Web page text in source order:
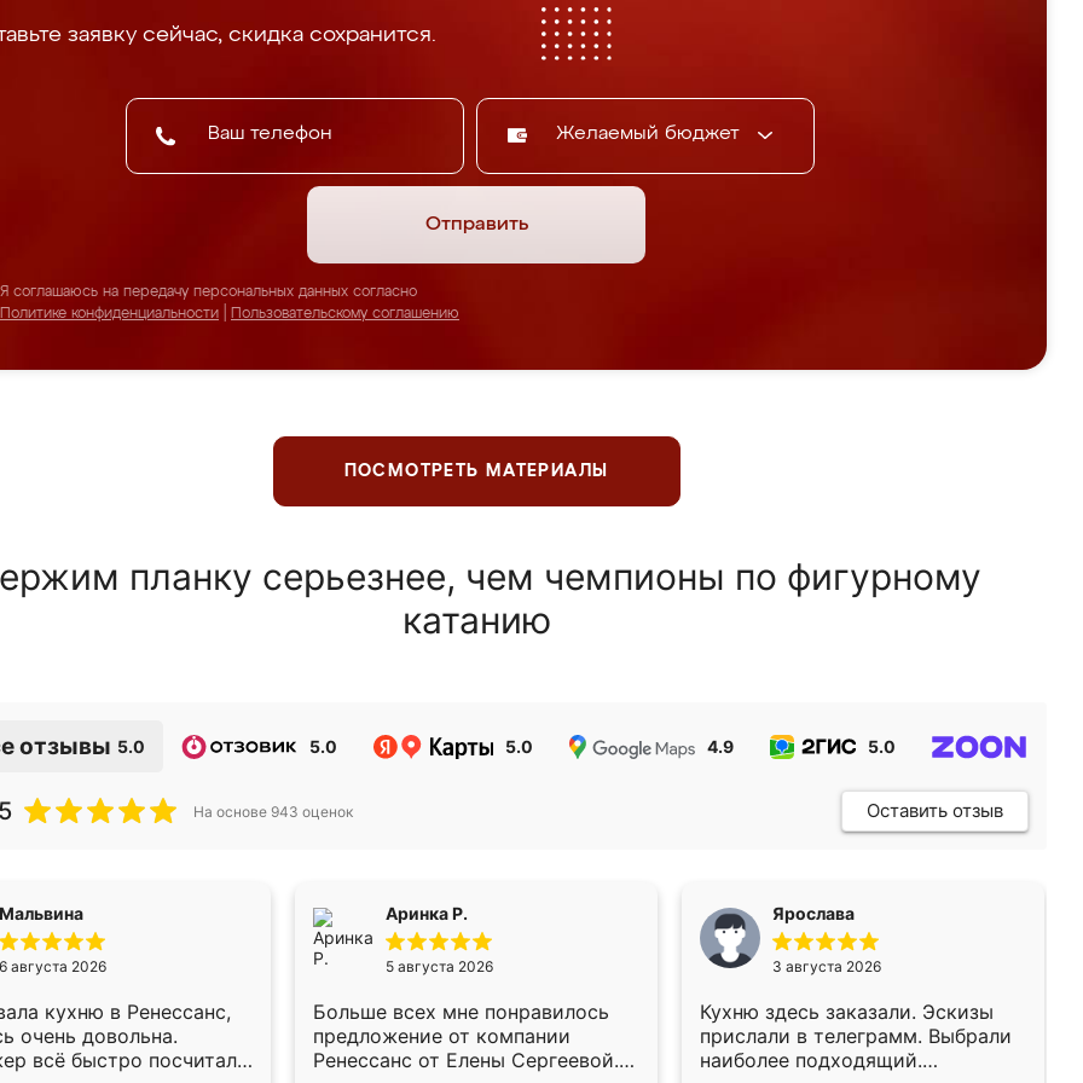
заявку сейчас, скидка сохранится.
Желаемый бюджет
Отправить
Я соглашаюсь на передачу персональных данных согласно
Политике конфиденциальности
Пользовательскому соглашению
ПОСМОТРЕТЬ МАТЕРИАЛЫ
планку серьезнее, чем чемпионы по фигурному
катанию
отзывы 5.0 5.0 5.0 4.9 5.0
На основе 943 оценок Оставить отзыв
Мальвина
6 августа 2026
кухню в Ренессанс,
очень довольна.
всё быстро посчитала,
Аринка Р.
5 августа 2026
Больше всех мне понравилось
предложение от компании
Ренессанс от Елены Сергеевой.
Ярослава
3 августа 2026
Кухню здесь заказали. Эскизы
прислали в телеграмм. Выбрали
наиболее подходящий.